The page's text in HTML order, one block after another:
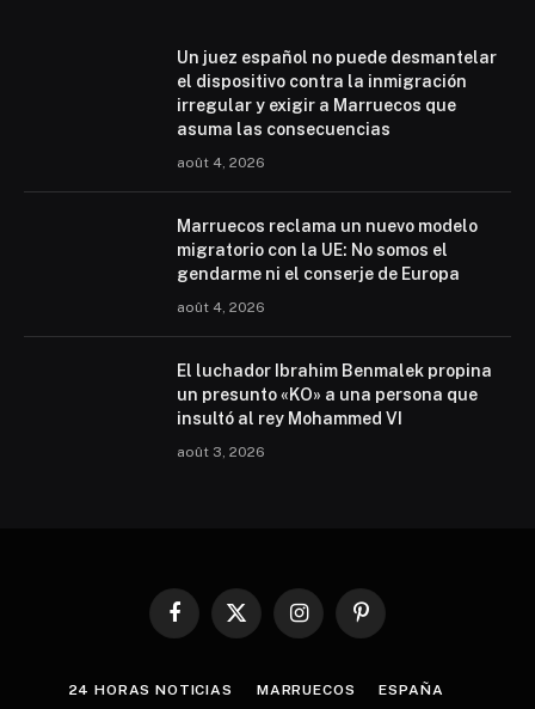
Un juez español no puede desmantelar
el dispositivo contra la inmigración
irregular y exigir a Marruecos que
asuma las consecuencias
août 4, 2026
Marruecos reclama un nuevo modelo
migratorio con la UE: No somos el
gendarme ni el conserje de Europa
août 4, 2026
El luchador Ibrahim Benmalek propina
un presunto «KO» a una persona que
insultó al rey Mohammed VI
août 3, 2026
Facebook
X
InstagramPinterest
24 HORAS NOTICIAS MARRUECOS ESPAÑA